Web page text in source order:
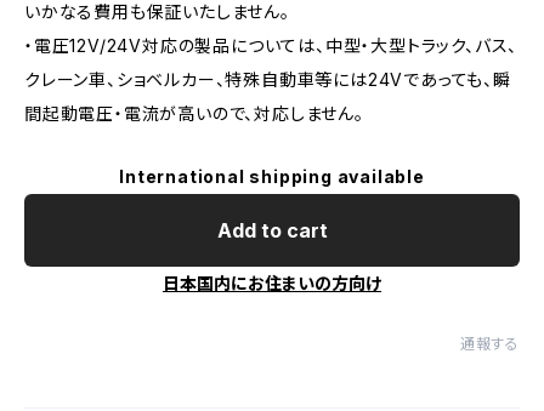
いかなる費用も保証いたしません。
・電圧12V/24V対応の製品については、中型・大型トラック、バス、
クレーン車、ショベルカー、特殊自動車等には24Vであっても、瞬
間起動電圧・電流が高いので、対応しません。
International shipping available
Add to cart
日本国内にお住まいの方向け
通報する